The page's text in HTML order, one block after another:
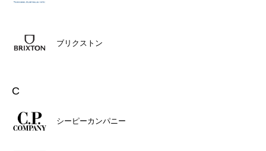
ブリクストン
C
シーピーカンパニー